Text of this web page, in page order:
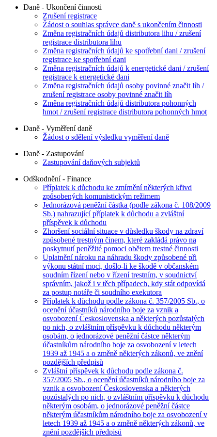
Daně - Ukončení činnosti
Zrušení registrace
Žádost o souhlas správce daně s ukončením činnosti
Změna registračních údajů distributora lihu / zrušení
registrace distributora lihu
Změna registračních údajů ke spotřební dani / zrušení
registrace ke spotřební dani
Změna registračních údajů k energetické dani / zrušení
registrace k energetické dani
Změna registračních údajů osoby povinné značit líh /
zrušení registrace osoby povinné značit líh
Změna registračních údajů distributora pohonných
hmot / zrušení registrace distributora pohonných hmot
Daně - Vyměření daně
Žádost o sdělení výsledku vyměření daně
Daně - Zastupování
Zastupování daňových subjektů
Odškodnění - Finance
Příplatek k důchodu ke zmírnění některých křivd
způsobených komunistickým režimem
Jednorázová peněžní částka (podle zákona č. 108/2009
Sb.) nahrazující příplatek k důchodu a zvláštní
příspěvek k důchodu
Zhoršení sociální situace v důsledku škody na zdraví
způsobené trestným činem, které zakládá právo na
poskytnutí peněžité pomoci obětem trestné činnosti
Uplatnění nároku na náhradu škody způsobené při
výkonu státní moci, došlo-li ke škodě v občanském
soudním řízení nebo v řízení trestním, v soudnictví
správním, jakož i v těch případech, kdy stát odpovídá
za postup notáře či soudního exekutora
Příplatek k důchodu podle zákona č. 357/2005 Sb., o
ocenění účastníků národního boje za vznik a
osvobození Československa a některých pozůstalých
po nich, o zvláštním příspěvku k důchodu některým
osobám, o jednorázové peněžní částce některým
účastníkům národního boje za osvobození v letech
1939 až 1945 a o změně některých zákonů, ve znění
pozdějších předpisů
Zvláštní příspěvek k důchodu podle zákona č.
357/2005 Sb., o ocenění účastníků národního boje za
vznik a osvobození Československa a některých
pozůstalých po nich, o zvláštním příspěvku k důchodu
některým osobám, o jednorázové peněžní částce
některým účastníkům národního boje za osvobození v
letech 1939 až 1945 a o změně některých zákonů, ve
znění pozdějších předpisů